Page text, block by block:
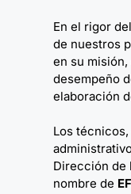
En el rigor
de nuestros
en su
desempeño
elaboración
Los
Dirección de
nombre de